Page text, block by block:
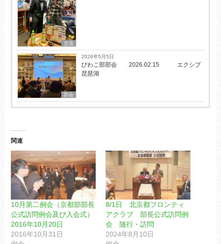
交流
部会
2026年5月5日
びわこ部部会 2026.02.15 エクシブ
琵琶湖
関連
10月第二例会（京都部部長
公式訪問例会及び入会式）
2016年10月20日
2016年10月31日
8/1日 北京都フロンティ
アクラブ 部長公式訪問例
会 随行・訪問
2024年8月10日